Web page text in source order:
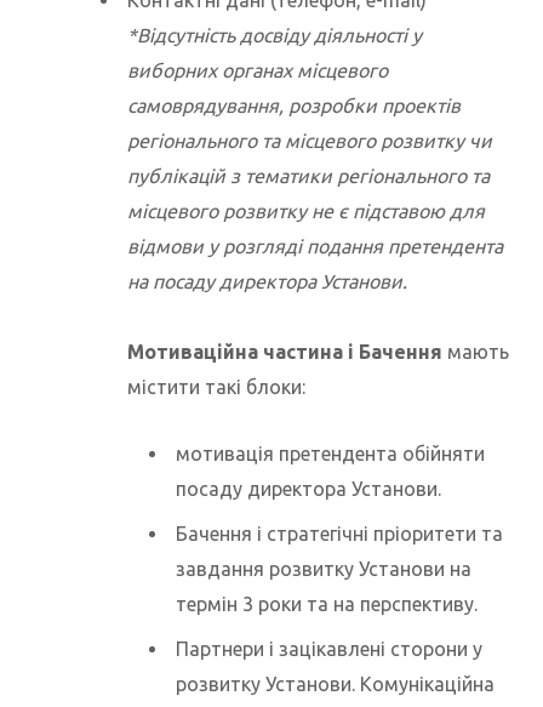
*Відсутність досвіду діяльності у
виборних органах місцевого
самоврядування, розробки проектів
регіонального та місцевого розвитку чи
публікацій з тематики регіонального та
місцевого розвитку не є підставою для
відмови у розгляді подання претендента
на посаду директора Установи.
Мотиваційна частина і Бачення мають
містити такі блоки:
мотивація претендента обійняти
посаду директора Установи.
Бачення і стратегічні пріоритети та
завдання розвитку Установи на
термін 3 роки та на перспективу.
Партнери і зацікавлені сторони у
розвитку Установи. Комунікаційна